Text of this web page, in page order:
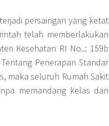
persaingan yang ketat
telah memberlakukan
Kesehatan RI No..: 159b
Penerapan Standar
maka seluruh Rumah Sakit
memandang kelas dan